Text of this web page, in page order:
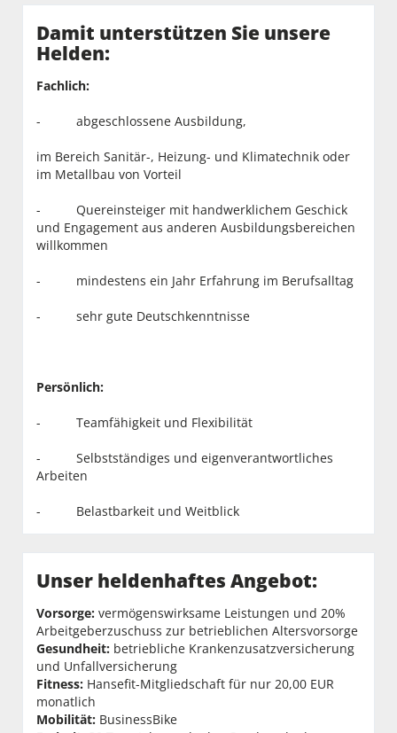
Damit unterstützen Sie unsere
Helden:
Fachlich:
- abgeschlossene Ausbildung,
im Bereich Sanitär-, Heizung- und Klimatechnik oder
im Metallbau von Vorteil
- Quereinsteiger mit handwerklichem Geschick
und Engagement aus anderen Ausbildungsbereichen
willkommen
- mindestens ein Jahr Erfahrung im Berufsalltag
- sehr gute Deutschkenntnisse
Persönlich:
- Teamfähigkeit und Flexibilität
- Selbstständiges und eigenverantwortliches
Arbeiten
- Belastbarkeit und Weitblick
Unser heldenhaftes Angebot:
Vorsorge: vermögenswirksame Leistungen und 20%
Arbeitgeberzuschuss zur betrieblichen Altersvorsorge
Gesundheit: betriebliche Krankenzusatzversicherung
und Unfallversicherung
Fitness: Hansefit-Mitgliedschaft für nur 20,00 EUR
monatlich
Mobilität: BusinessBike